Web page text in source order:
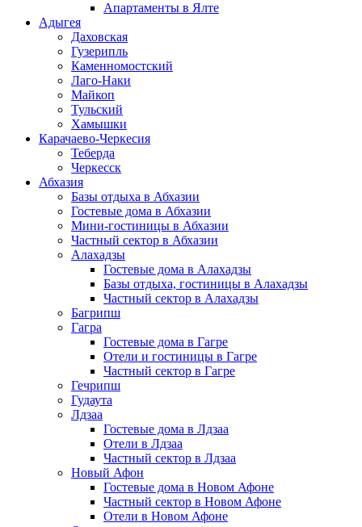
Апартаменты в Ялте
Адыгея
Даховская
Гузерипль
Каменномостский
Лаго-Наки
Майкоп
Тульский
Хамышки
Карачаево-Черкесия
Теберда
Черкесск
Абхазия
Базы отдыха в Абхазии
Гостевые дома в Абхазии
Мини-гостиницы в Абхазии
Частный сектор в Абхазии
Алахадзы
Гостевые дома в Алахадзы
Базы отдыха, гостиницы в Алахадзы
Частный сектор в Алахадзы
Багрипш
Гагра
Гостевые дома в Гагре
Отели и гостиницы в Гагре
Частный сектор в Гагре
Гечрипш
Гудаута
Лдзаа
Гостевые дома в Лдзаа
Отели в Лдзаа
Частный сектор в Лдзаа
Новый Афон
Гостевые дома в Новом Афоне
Частный сектор в Новом Афоне
Отели в Новом Афоне